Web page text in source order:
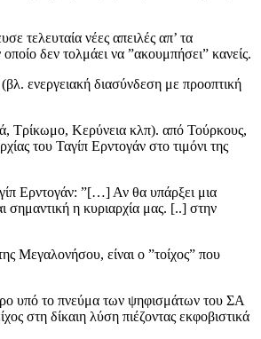
τελευταία νέες απειλές απ’ τα
δεν τολμάει να ”ακουμπήσει” κανείς.
ενεργειακή διασύνδεση με προοπτική
Τρίκωμο, Κερύνεια κλπ). από Τούρκους,
του Ταγίπ Ερντογάν στο τιμόνι της
Ερντογάν: ”[…] Αν θα υπάρξει μια
η κυριαρχία μας. [..] στην
Μεγαλονήσου, είναι ο ”τοίχος” που
υπό το πνεύμα των ψηφισμάτων του ΣΑ
στη δίκαιη λύση πιέζοντας εκφοβιστικά